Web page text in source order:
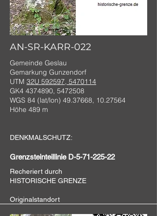
AN-SR-KARR-022
Gemeinde Geslau
Gemarkung Gunzendorf
UTM 32U 592597, 5470114
GK4 4374890, 5472508
WGS 84 (lat/lon) 49.37668, 10.27564
Höhe 489 m
DENKMALSCHUTZ:
Grenzsteinteillinie D-5-71-225-22
Recheriert durch
HISTORISCHE GRENZE
Originalstandort